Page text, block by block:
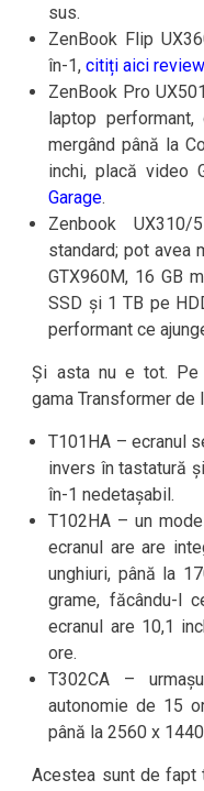
sus.
ZenBook Flip
în-1,citiți aici
ZenBook Pro
laptop
mergând până la
inchi, placă video
Garage.
Zenbook
standard; pot avea
GTX960M, 16 GB
SSD și 1 TB pe
performant ce
Și asta nu e tot. Pe
gama Transformer de
T101HA – ecranul
invers în tastatură
în-1 nedetașabil.
T102HA – un
ecranul are are
unghiuri, până la
grame, făcându-l
ecranul are 10,1
ore.
T302CA –
autonomie de 15
până la 2560 x
Acestea sunt de fapt